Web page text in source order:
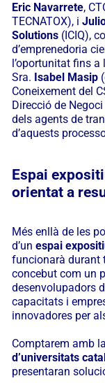
Eric Navarrete,
TECNATOX), i
Solutions (ICIQ),
d’emprenedoria
l’oportunitat fins a
Sra. Isabel Masip
Coneixement del
Direcció de
dels agents de
d’aquests
Espai
orientat a
Més enllà de les
d’unespai
funcionarà durant
concebut com un
desenvolupadors
capacitats i
innovadores per
Comptarem amb
d’universitats
presentaran